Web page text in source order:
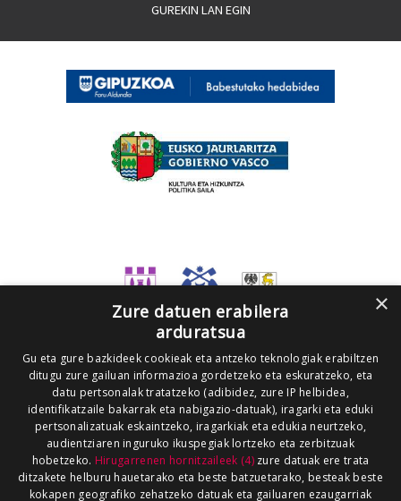
GUREKIN LAN EGIN
×
Zure datuen erabilera
arduratsua
Gu eta gure bazkideek cookieak eta antzeko teknologiak erabiltzen
ditugu zure gailuan informazioa gordetzeko eta eskuratzeko, eta
datu pertsonalak tratatzeko (adibidez, zure IP helbidea,
identifikatzaile bakarrak eta nabigazio-datuak), iragarki eta eduki
pertsonalizatuak eskaintzeko, iragarkiak eta edukia neurtzeko,
audientziaren inguruko ikuspegiak lortzeko eta zerbitzuak
hobetzeko. Hirugarrenen hornitzaileek (4)zure datuak ere trata
ditzakete helburu hauetarako eta beste batzuetarako, besteak beste
kokapen geografiko zehatzeko datuak eta gailuaren ezaugarriak